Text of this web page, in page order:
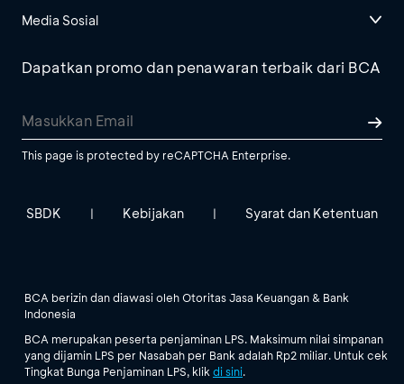
Media Sosial
Dapatkan promo dan penawaran terbaik dari BCA
This page is protected by reCAPTCHA Enterprise.
SBDK | Kebijakan | Syarat dan Ketentuan
BCA berizin dan diawasi oleh Otoritas Jasa Keuangan & Bank
Indonesia
BCA merupakan peserta penjaminan LPS. Maksimum nilai simpanan
yang dijamin LPS per Nasabah per Bank adalah Rp2 miliar. Untuk cek
Tingkat Bunga Penjaminan LPS, klik di sini.